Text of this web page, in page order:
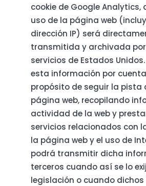
cookie de Google Analytics,
uso de la página web
dirección IP) será
transmitida y archivada por
servicios de Estados
esta información por
propósito de seguir la pista
página web, recopilando
actividad de la web y
servicios relacionados con
la página web y el uso de
podrá transmitir dicha
terceros cuando así se lo
legislación o cuando dichos